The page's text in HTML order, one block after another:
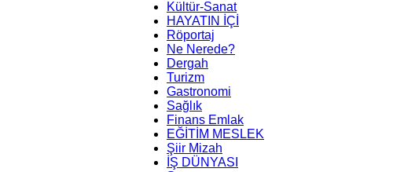
Kültür-Sanat
HAYATIN İÇİ
Röportaj
Ne Nerede?
Dergah
Turizm
Gastronomi
Sağlık
Finans Emlak
EĞİTİM MESLEK
Şiir Mizah
İŞ DÜNYASI